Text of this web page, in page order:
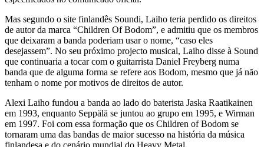
Mas segundo o site finlandês Soundi, Laiho teria perdido os direitos
de autor da marca “Children Of Bodom”, e admitiu que os membros
que deixaram a banda poderiam usar o nome, “caso eles
desejassem”. No seu próximo projecto musical, Laiho disse à Sound
que continuaria a tocar com o guitarrista Daniel Freyberg numa
banda que de alguma forma se refere aos Bodom, mesmo que já não
tenham o nome por motivos de direitos de autor.
Alexi Laiho fundou a banda ao lado do baterista Jaska Raatikainen
em 1993, enquanto Seppälä se juntou ao grupo em 1995, e Wirman
em 1997. Foi com essa formação que os Children of Bodom se
tornaram uma das bandas de maior sucesso na história da música